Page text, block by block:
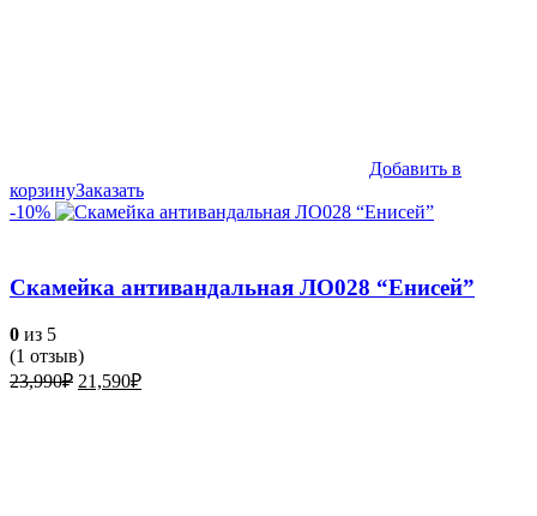
Добавить в
корзинуЗаказать
-10%
Скамейка антивандальная ЛО028 “Енисей”
0 из 5
(1 отзыв)
23,990₽ Первоначальная
21,590₽Текущая